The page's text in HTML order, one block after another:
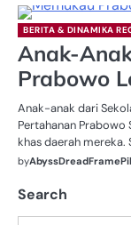
BERITA & DINAMIKA
Anak-
Prabowo
Anak-anak dari
Pertahanan
khas daerah
by
Search